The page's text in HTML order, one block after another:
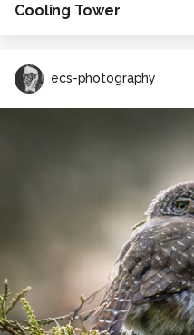
Cooling Tower
ecs-photography